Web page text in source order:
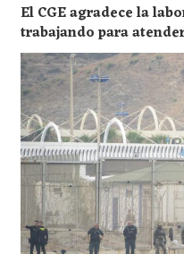
El CGE agradece la
trabajando para